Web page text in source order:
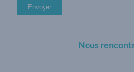
Nous